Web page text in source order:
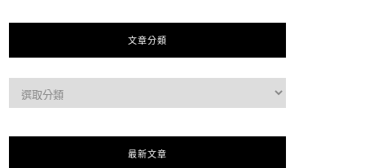
文章分類
最新文章